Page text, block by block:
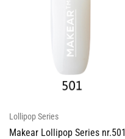
Lollipop Series
Makear Lollipop Series nr.501